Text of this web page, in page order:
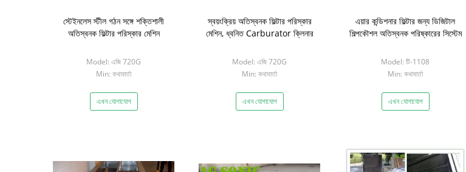
স্টেইনলেস স্টীল গঠন সঙ্গে শক্তিশালী
অতিস্বনক ফিল্টার পরিস্কার মেশিন
Model: এজি 720G
Min: কথাবার্তা
এখন যোগাযোগ
স্বয়ংক্রিয় অতিস্বনক ফিল্টার পরিস্কার
মেশিন, ধ্বনিত Carburator ক্লিনার
Model: এজি 720G
Min: কথাবার্তা
এখন যোগাযোগ
এয়ার কন্ডিশনার ফিল্টার জন্য ডিজিটাল
শিল্পকৌশল অতিস্বনক পরিষ্কারের সিস্টেম
Model: টি-1108
Min: কথাবার্তা
এখন যোগাযোগ